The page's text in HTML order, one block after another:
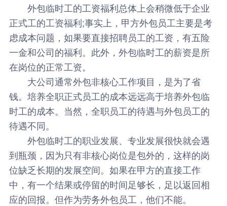
外包临时工的工资福利总体上会稍微低于企业
正式工的工资福利;事实上，甲方外包员工主要是考
虑成本问题，如果要直接招聘员工的工资，有五险
一金和公司的福利。此外，外包临时工的薪资是所
在岗位的正常工资。
大公司通常外包非核心工作项目，是为了省
钱。培养全职正式员工的成本远远高于培养外包临
时工的成本。当然，全职员工的待遇与外包员工的
待遇不同。
外包临时工的职业发展、专业发展很快就会遇
到瓶颈，因为只有非核心岗位是包外的，这样的岗
位缺乏长期的发展空间。如果在甲方的直接工作
中，有一个结果或停留的时间足够长，足以返回相
应的回报。但作为劳务外包员工，他们不能。